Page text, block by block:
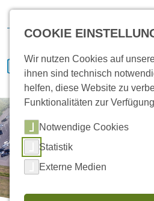
COOKIE
Wir nutzen Cookies auf
ihnen sind technisch
helfen, diese Website zu
Funktionalitäten zur
Notwendige Cookies
Statistik
Externe Medien